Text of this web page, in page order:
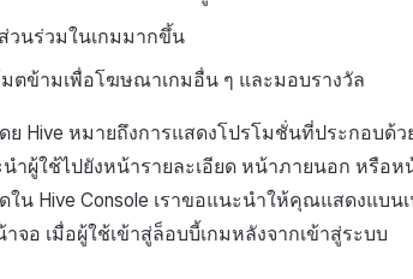
วนร่วมในเกมมากขึ้น
มตข้ามเพื่อโฆษณาเกมอื่น ๆ และมอบรางวัล
Hive หมายถึงการแสดงโปรโมชั่นที่ประกอบด้
ำผู้ใช้ไปยังหน้ารายละเอียด หน้าภายนอก หรือ
น Hive Console เราขอแนะนำให้คุณแสดงแบน
จอ เมื่อผู้ใช้เข้าสู่ล็อบบี้เกมหลังจากเข้าสู่ระบบ